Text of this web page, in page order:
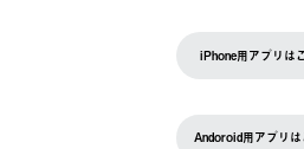
iPhone用アプリは
Andoroid用アプリは